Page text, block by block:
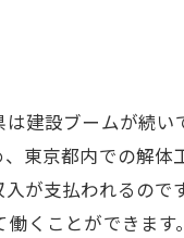
建設ブームが続い
東京都内での解体
が支払われるので
くことができます